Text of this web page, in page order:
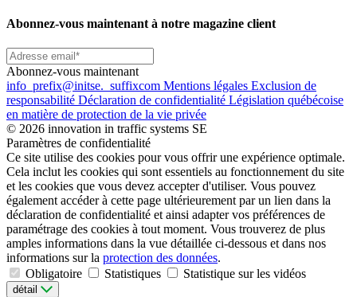
Abonnez-vous maintenant à notre magazine client
Abonnez-vous maintenant
info _prefix@initse. _suffixcom Mentions légales Exclusion de
responsabilité Déclaration de confidentialité Législation québécoise
en matière de protection de la vie privée
© 2026 innovation in traffic systems SE
Paramètres de confidentialité
Ce site utilise des cookies pour vous offrir une expérience optimale.
Cela inclut les cookies qui sont essentiels au fonctionnement du site
et les cookies que vous devez accepter d'utiliser. Vous pouvez
également accéder à cette page ultérieurement par un lien dans la
déclaration de confidentialité et ainsi adapter vos préférences de
paramétrage des cookies à tout moment. Vous trouverez de plus
amples informations dans la vue détaillée ci-dessous et dans nos
informations sur la protection des données.
Obligatoire
Statistiques Statistique sur les vidéos
détail